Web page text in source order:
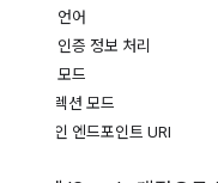
버튼 언어
사용자 인증 정보 처리
팝업 모드
리디렉션 모드
로그인 엔드포인트 URI